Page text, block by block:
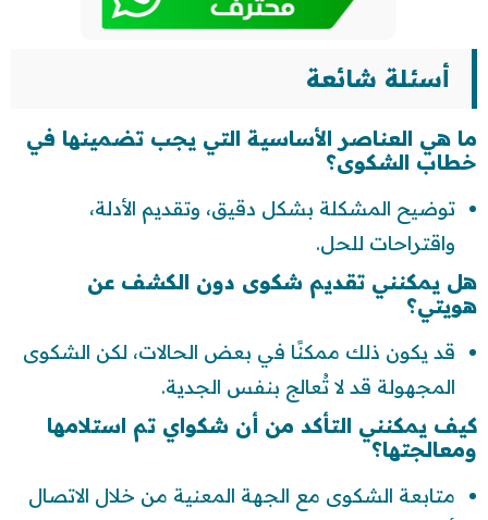
أسئلة شائعة
ما هي العناصر الأساسية التي يجب تضمينها في
خطاب الشكوى؟
توضيح المشكلة بشكل دقيق، وتقديم الأدلة،
واقتراحات للحل.
هل يمكنني تقديم شكوى دون الكشف عن
هويتي؟
قد يكون ذلك ممكنًا في بعض الحالات، لكن الشكوى
المجهولة قد لا تُعالج بنفس الجدية.
كيف يمكنني التأكد من أن شكواي تم استلامها
ومعالجتها؟
متابعة الشكوى مع الجهة المعنية من خلال الاتصال